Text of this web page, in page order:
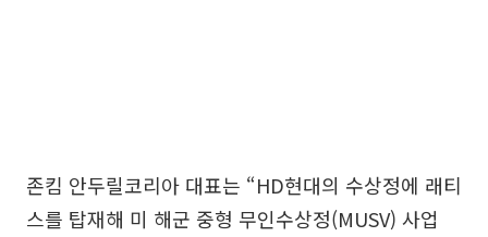
존킴 안두릴코리아 대표는 “HD현대의 수상정에 래티
스를 탑재해 미 해군 중형 무인수상정(MUSV) 사업